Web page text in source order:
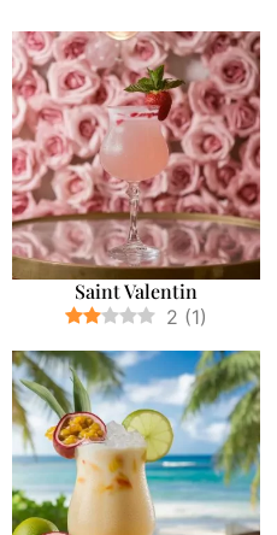
Saint Valentin
2 (1)